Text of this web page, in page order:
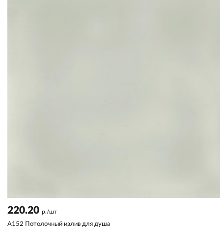
220.20 р./шт
A152 Потолочный излив для душа